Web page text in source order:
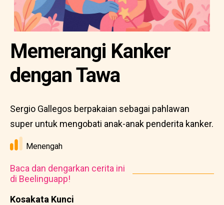
Kosakata Kunci
Memerangi Kanker
dengan Tawa
Sergio Gallegos berpakaian sebagai pahlawan
super untuk mengobati anak-anak penderita kanker.
Menengah
Baca dan dengarkan cerita ini
di Beelinguapp!